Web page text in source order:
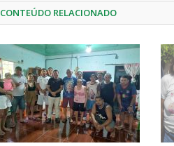
CONTEÚDO RELACIONADO